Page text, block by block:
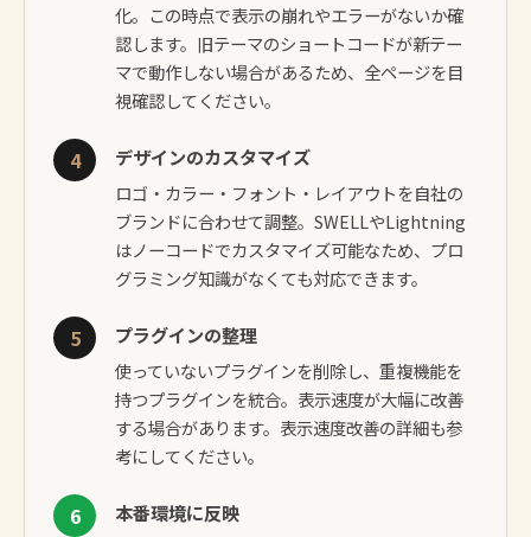
化。この時点で表示の崩れやエラーがないか確
認します。旧テーマのショートコードが新テー
マで動作しない場合があるため、全ページを目
視確認してください。
4 デザインのカスタマイズ
ロゴ・カラー・フォント・レイアウトを自社の
ブランドに合わせて調整。SWELLやLightning
はノーコードでカスタマイズ可能なため、プロ
グラミング知識がなくても対応できます。
5 プラグインの整理
使っていないプラグインを削除し、重複機能を
持つプラグインを統合。表示速度が大幅に改善
する場合があります。 表示速度改善の詳細も参
考にしてください。
6 本番環境に反映